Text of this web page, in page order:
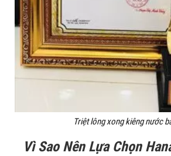
Triệt lông xong kiêng nước
Vì Sao Nên Lựa Chọn